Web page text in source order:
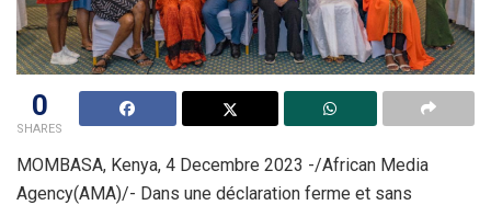
0
SHARES
MOMBASA, Kenya, 4 Decembre 2023 -/African Media
Agency(AMA)/- Dans une déclaration ferme et sans